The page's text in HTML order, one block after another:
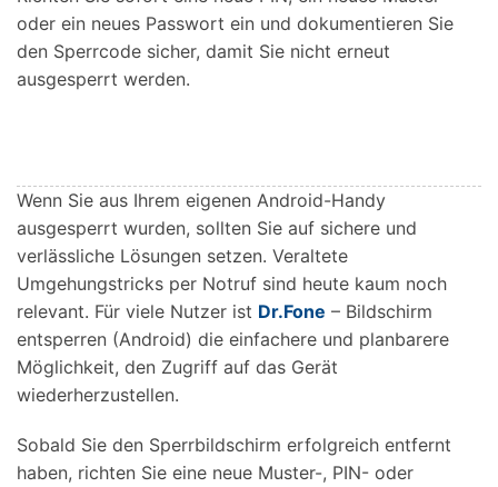
oder ein neues Passwort ein und dokumentieren Sie
den Sperrcode sicher, damit Sie nicht erneut
ausgesperrt werden.
Wenn Sie aus Ihrem eigenen Android-Handy
ausgesperrt wurden, sollten Sie auf sichere und
verlässliche Lösungen setzen. Veraltete
Umgehungstricks per Notruf sind heute kaum noch
relevant. Für viele Nutzer ist Dr.Fone – Bildschirm
entsperren (Android) die einfachere und planbarere
Möglichkeit, den Zugriff auf das Gerät
wiederherzustellen.
Sobald Sie den Sperrbildschirm erfolgreich entfernt
haben, richten Sie eine neue Muster-, PIN- oder